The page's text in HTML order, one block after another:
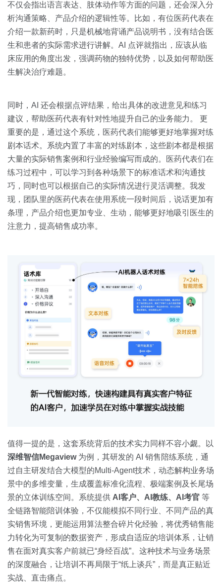
不仅会指出语言表达、肢体动作等方面的问题，还会深入分
析沟通策略、产品介绍的逻辑性等。比如，有位医药代表在
介绍一款新药时，只是机械地背诵产品说明书，没有结合医
生和患者的实际需求进行讲解。AI 点评就指出，应该从临
床应用的角度出发，强调药物的独特优势，以及如何帮助医
生解决治疗难题。
同时，AI 还会根据点评结果，给出具体的改进意见和练习
建议，帮助医药代表有针对性地提升自己的业务能力。 更
重要的是，通过这个系统，医药代表们能够更好地掌握对练
剧本话术。系统内置了丰富的对练剧本，这些剧本都是根据
大量的实际销售案例和行业经验编写而成的。医药代表们在
练习过程中，可以学习到各种场景下的标准话术和沟通技
巧，同时也可以根据自己的实际情况进行灵活调整。我发
现，团队里的医药代表在使用系统一段时间后，说话更加有
条理，产品介绍也更加专业、生动，能够更好地吸引医生的
注意力，提高销售成功率。
值得一提的是，这套系统背后的技术实力同样不容小觑。以
深维智信Megaview为例，其研发的 AI 销售陪练系统，通
过自主研发结合大模型的Multi-Agent技术，动态解构业务场
景中的多维变量，生成覆盖标准化流程、极端案例及长尾场
景的立体训练空间。系统提供 AI客户、AI教练、AI考官 等
全链路智能陪训体验，不仅能模拟不同行业、不同产品的真
实销售环境，更能运用算法整合碎片化经验，将优秀销售能
力转化为可复制的数据资产，形成自适应的培训体系，让销
售在面对真实客户前就已“身经百战”。这种技术与业务场景
的深度融合，让培训不再局限于“纸上谈兵”，而是真正贴近
实战、直击痛点。